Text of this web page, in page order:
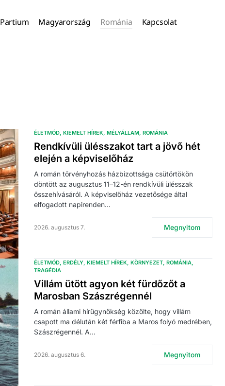
Partium Magyarország Románia Kapcsolat
ÉLETMÓD KIEMELT HÍREK MÉLYÁLLAM ROMÁNIA
Rendkívüli ülésszakot tart a jövő hét
elején a képviselőház
A román törvényhozás házbizottsága csütörtökön
döntött az augusztus 11–12-én rendkívüli ülésszak
összehívásáról. A képviselőház vezetősége által
elfogadott napirenden…
2026. augusztus 7. Megnyitom
ÉLETMÓD ERDÉLY KIEMELT HÍREK KÖRNYEZET ROMÁNIA
TRAGÉDIA
Villám ütött agyon két fürdőzőt a
Marosban Szászrégennél
A román állami hírügynökség közölte, hogy villám
csapott ma délután két férfiba a Maros folyó medrében,
Szászrégennél. A…
2026. augusztus 6. Megnyitom